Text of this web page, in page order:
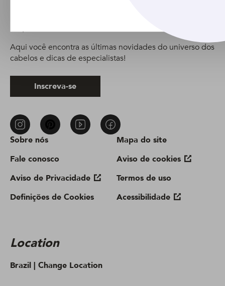
Sobre nós
Fale conosco
Aviso de Privacidade
Definições de Cookies
Mapa do site
Aviso de cookies
Termos de uso
Acessibilidade
Location
Brazil | Change Location
Aqui você encontra as últimas novidades do universo dos
cabelos e dicas de especialistas!
Inscreva-se